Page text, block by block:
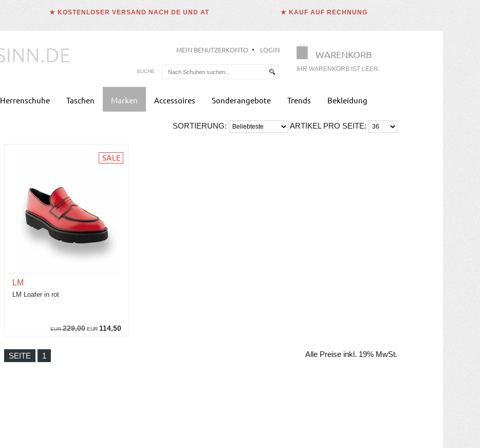
★ KOSTENLOSER VERSAND NACH DE UND AT ★ KAUF AUF RECHNUNG
WARENKORB
IHR WARENKORB IST LEER.
MEIN BENUTZERKONTO LOGIN
SUCHE:
Herrenschuhe Taschen Marken Accessoires Sonderangebote Trends Bekleidung
SORTIERUNG: ARTIKEL PRO SEITE:
EUR229,00 EUR 114,50
LM
LM Loafer in rot
SEITE 1 Alle Preise inkl. 19% MwSt.